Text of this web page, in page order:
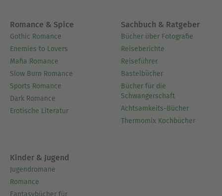
Romance & Spice
Gothic Romance
Enemies to Lovers
Mafia Romance
Slow Burn Romance
Sports Romance
Dark Romance
Erotische Literatur
Sachbuch & Ratgeber
Bücher über Fotografie
Reiseberichte
Reiseführer
Bastelbücher
Bücher für die
Schwangerschaft
Achtsamkeits-Bücher
Thermomix Kochbücher
Kinder & Jugend
Jugendromane
Romance